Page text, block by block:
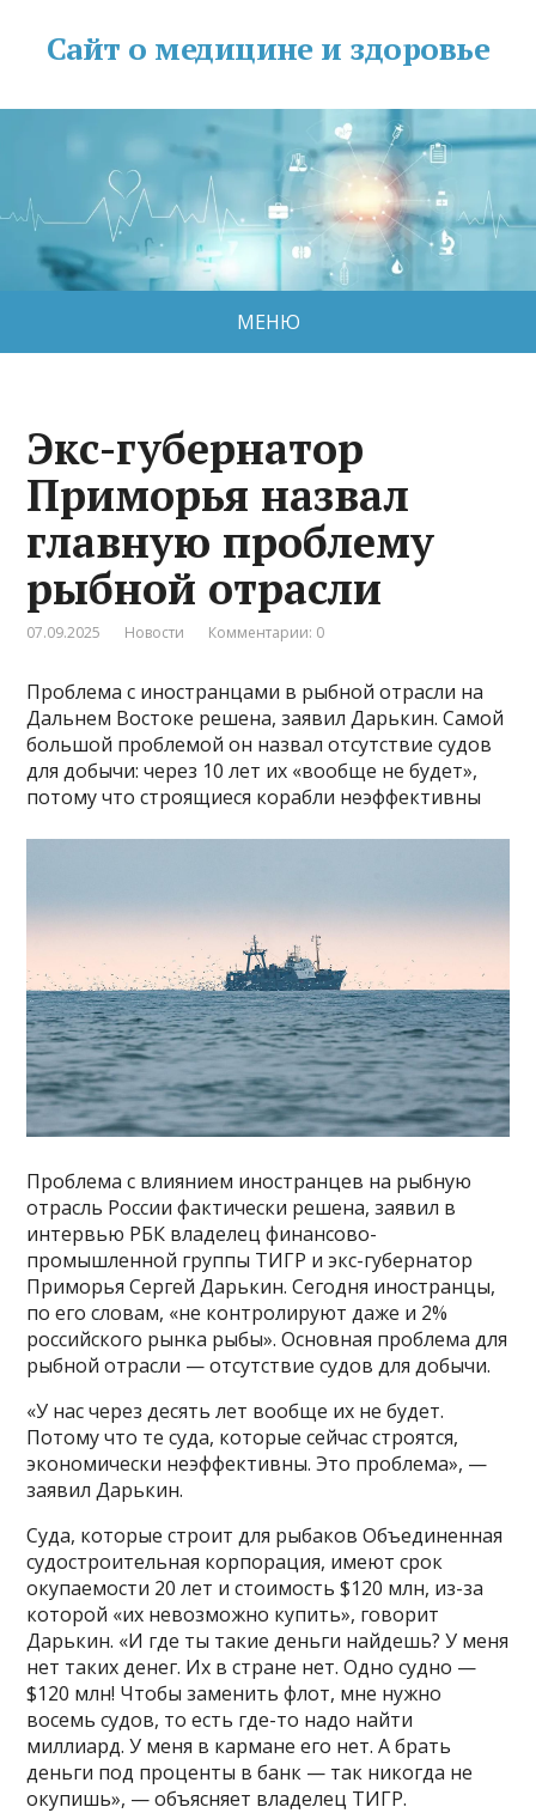
Сайт о медицине и здоровье
МЕНЮ
Экс-губернатор
Приморья назвал
главную проблему
рыбной отрасли
07.09.2025 Новости Комментарии: 0
Проблема с иностранцами в рыбной отрасли на
Дальнем Востоке решена, заявил Дарькин. Самой
большой проблемой он назвал отсутствие судов
для добычи: через 10 лет их «вообще не будет»,
потому что строящиеся корабли неэффективны
Проблема с влиянием иностранцев на рыбную
отрасль России фактически решена, заявил в
интервью РБК владелец финансово-
промышленной группы ТИГР и экс-губернатор
Приморья Сергей Дарькин. Сегодня иностранцы,
по его словам, «не контролируют даже и 2%
российского рынка рыбы». Основная проблема для
рыбной отрасли — отсутствие судов для добычи.
«У нас через десять лет вообще их не будет.
Потому что те суда, которые сейчас строятся,
экономически неэффективны. Это проблема», —
заявил Дарькин.
Суда, которые строит для рыбаков Объединенная
судостроительная корпорация, имеют срок
окупаемости 20 лет и стоимость $120 млн, из-за
которой «их невозможно купить», говорит
Дарькин. «И где ты такие деньги найдешь? У меня
нет таких денег. Их в стране нет. Одно судно —
$120 млн! Чтобы заменить флот, мне нужно
восемь судов, то есть где-то надо найти
миллиард. У меня в кармане его нет. А брать
деньги под проценты в банк — так никогда не
окупишь», — объясняет владелец ТИГР.